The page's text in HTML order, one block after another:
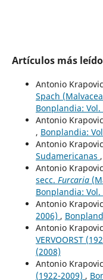
Artículos más
Antonio
Spach
Bonplandia:
Antonio
, Bonplandia:
Antonio
Sudamericanas ,
Antonio
secc. Furcaria
Bonplandia:
Antonio
2006) ,
Antonio
VERVOORST
(2008)
Antonio
(1922-2009) ,